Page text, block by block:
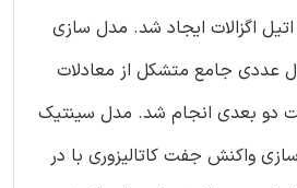
اگزالات ایجاد شد. مدل سازی
عددی جامع متشکل از معادلات
دو بعدی انجام شد. مدل سینتیک
واکنش جفت کاتالیزوری با در